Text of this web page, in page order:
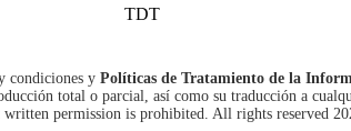
TDT
condiciones y Políticas de Tratamiento de la
total o parcial, así como su traducción a
permission is prohibited. All rights reserved